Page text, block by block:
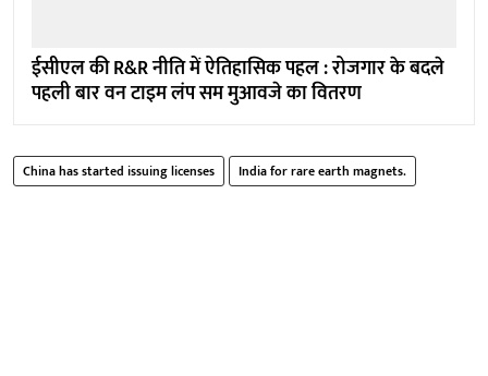
ईसीएल की R&R नीति में ऐतिहासिक पहल : रोजगार के बदले
पहली बार वन टाइम लंप सम मुआवजे का वितरण
China has started issuing licenses India for rare earth magnets.